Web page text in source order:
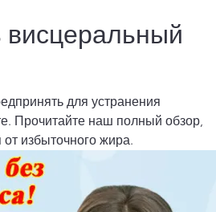
висцеральный
для устранения
Прочитайте наш полный обзор,
от избыточного жира.